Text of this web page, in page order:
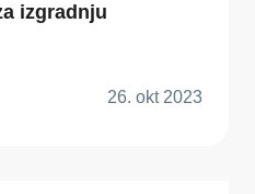
izgradnju
26. okt 2023